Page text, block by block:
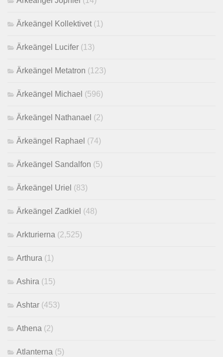
Ärkeängel Kollektivet (1)
Ärkeängel Lucifer (13)
Ärkeängel Metatron (123)
Ärkeängel Michael (596)
Ärkeängel Nathanael (2)
Ärkeängel Raphael (74)
Ärkeängel Sandalfon (5)
Ärkeängel Uriel (83)
Ärkeängel Zadkiel (48)
Arkturierna (2,525)
Arthura (1)
Ashira (15)
Ashtar (453)
Athena (2)
Atlanterna (5)